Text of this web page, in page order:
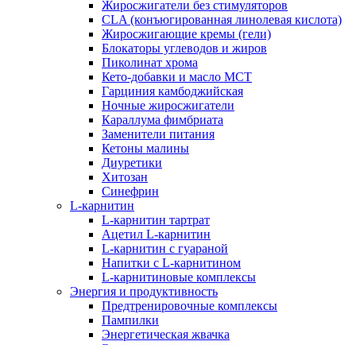
Жиросжигатели без стимуляторов
CLA (конъюгированная линолевая кислота)
Жиросжигающие кремы (гели)
Блокаторы углеводов и жиров
Пиколинат хрома
Кето-добавки и масло МСТ
Гарциния камбоджийская
Ночные жиросжигатели
Караллума фимбриата
Заменители питания
Кетоны малины
Диуретики
Хитозан
Синефрин
L-карнитин
L-карнитин тартрат
Ацетил L-карнитин
L-карнитин с гуараной
Напитки c L-карнитином
L-карнитиновые комплексы
Энергия и продуктивность
Предтренировочные комплексы
Пампилки
Энергетическая жвачка